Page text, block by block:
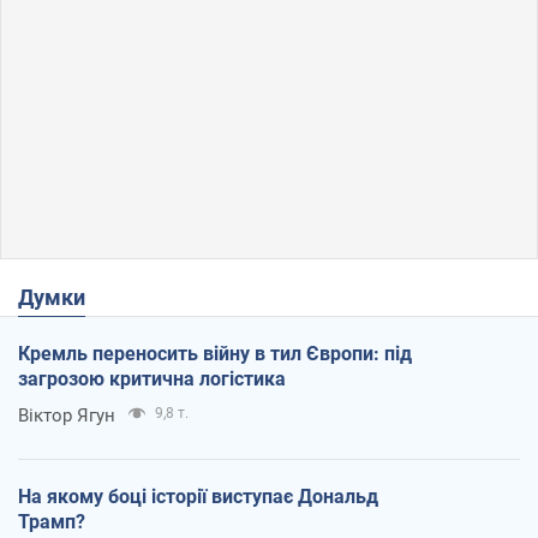
Думки
Кремль переносить війну в тил Європи: під
загрозою критична логістика
Віктор Ягун 9,8 т.
На якому боці історії виступає Дональд
Трамп?